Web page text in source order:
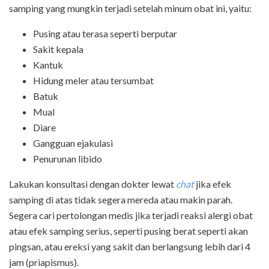
samping yang mungkin terjadi setelah minum obat ini, yaitu:
Pusing atau terasa seperti berputar
Sakit kepala
Kantuk
Hidung meler atau tersumbat
Batuk
Mual
Diare
Gangguan ejakulasi
Penurunan libido
Lakukan konsultasi dengan dokter lewat chatjika efek
samping di atas tidak segera mereda atau makin parah.
Segera cari pertolongan medis jika terjadi reaksi alergi obat
atau efek samping serius, seperti pusing berat seperti akan
pingsan, atau ereksi yang sakit dan berlangsung lebih dari 4
jam (priapismus).